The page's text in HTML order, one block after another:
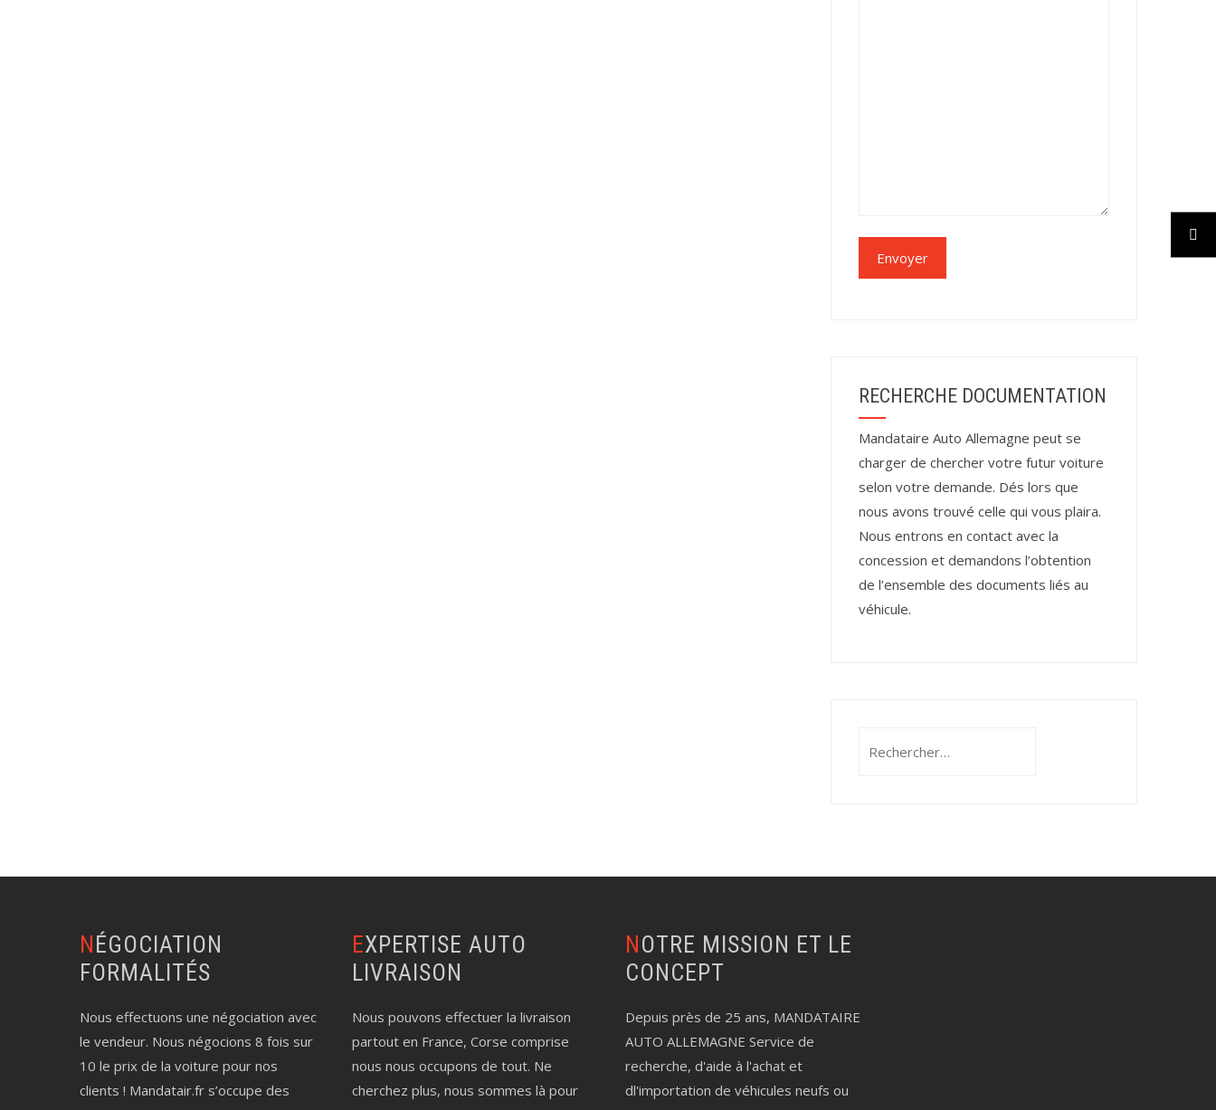
RECHERCHE DOCUMENTATION
Mandataire Auto Allemagne peut se
charger de chercher votre futur voiture
selon votre demande. Dés lors que
nous avons trouvé celle qui vous plaira.
Nous entrons en contact avec la
concession et demandons l’obtention
de l’ensemble des documents liés au
véhicule.
NÉGOCIATION
FORMALITÉS
Nous effectuons une négociation avec
le vendeur. Nous négocions 8 fois sur
10 le prix de la voiture pour nos
clients ! Mandatair.fr s’occupe des
EXPERTISE AUTO
LIVRAISON
Nous pouvons effectuer la livraison
partout en France, Corse comprise
nous nous occupons de tout. Ne
cherchez plus, nous sommes là pour
NOTRE MISSION ET LE
CONCEPT
Depuis près de 25 ans, MANDATAIRE
AUTO ALLEMAGNE Service de
recherche, d'aide à l'achat et
dl'importation de véhicules neufs ou